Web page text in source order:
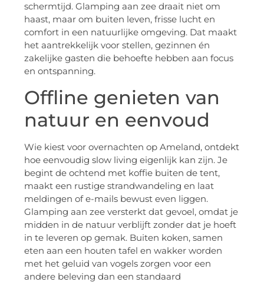
schermtijd. Glamping aan zee draait niet om
haast, maar om buiten leven, frisse lucht en
comfort in een natuurlijke omgeving. Dat maakt
het aantrekkelijk voor stellen, gezinnen én
zakelijke gasten die behoefte hebben aan focus
en ontspanning.
Offline genieten van
natuur en eenvoud
Wie kiest voor overnachten op Ameland, ontdekt
hoe eenvoudig slow living eigenlijk kan zijn. Je
begint de ochtend met koffie buiten de tent,
maakt een rustige strandwandeling en laat
meldingen of e-mails bewust even liggen.
Glamping aan zee versterkt dat gevoel, omdat je
midden in de natuur verblijft zonder dat je hoeft
in te leveren op gemak. Buiten koken, samen
eten aan een houten tafel en wakker worden
met het geluid van vogels zorgen voor een
andere beleving dan een standaard